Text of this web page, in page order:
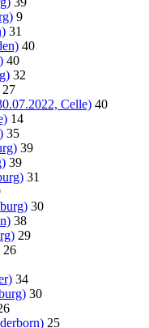
9
31
40
40
32
27
Celle) 40
14
35
39
39
31
30
38
29
26
34
30
25